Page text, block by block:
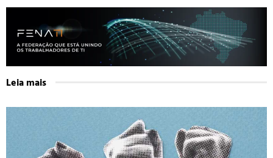
Leia mais